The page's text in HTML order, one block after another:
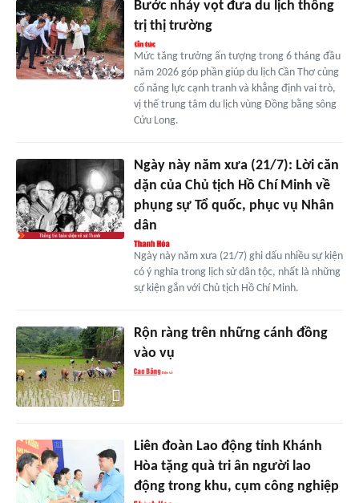
Bước nhảy vọt đưa du lịch thống
trị thị trường
Mức tăng trưởng ấn tượng trong 6 tháng đầu
năm 2026 góp phần giúp du lịch Cần Thơ củng
cố năng lực cạnh tranh và khẳng định vai trò,
vị thế trung tâm du lịch vùng Đồng bằng sông
Cửu Long.
Ngày này năm xưa (21/7): Lời căn
dặn của Chủ tịch Hồ Chí Minh về
phụng sự Tổ quốc, phục vụ Nhân
dân
Ngày này năm xưa (21/7) ghi dấu nhiều sự kiện
có ý nghĩa trong lịch sử dân tộc, nhất là những
sự kiện gắn với Chủ tịch Hồ Chí Minh.
Rộn ràng trên những cánh đồng
vào vụ
Liên đoàn Lao động tỉnh Khánh
Hòa tặng quà tri ân người lao
động trong khu, cụm công nghiệp